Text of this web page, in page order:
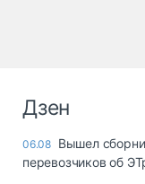
Дзен
06.08 Вышел
перевозчиков об